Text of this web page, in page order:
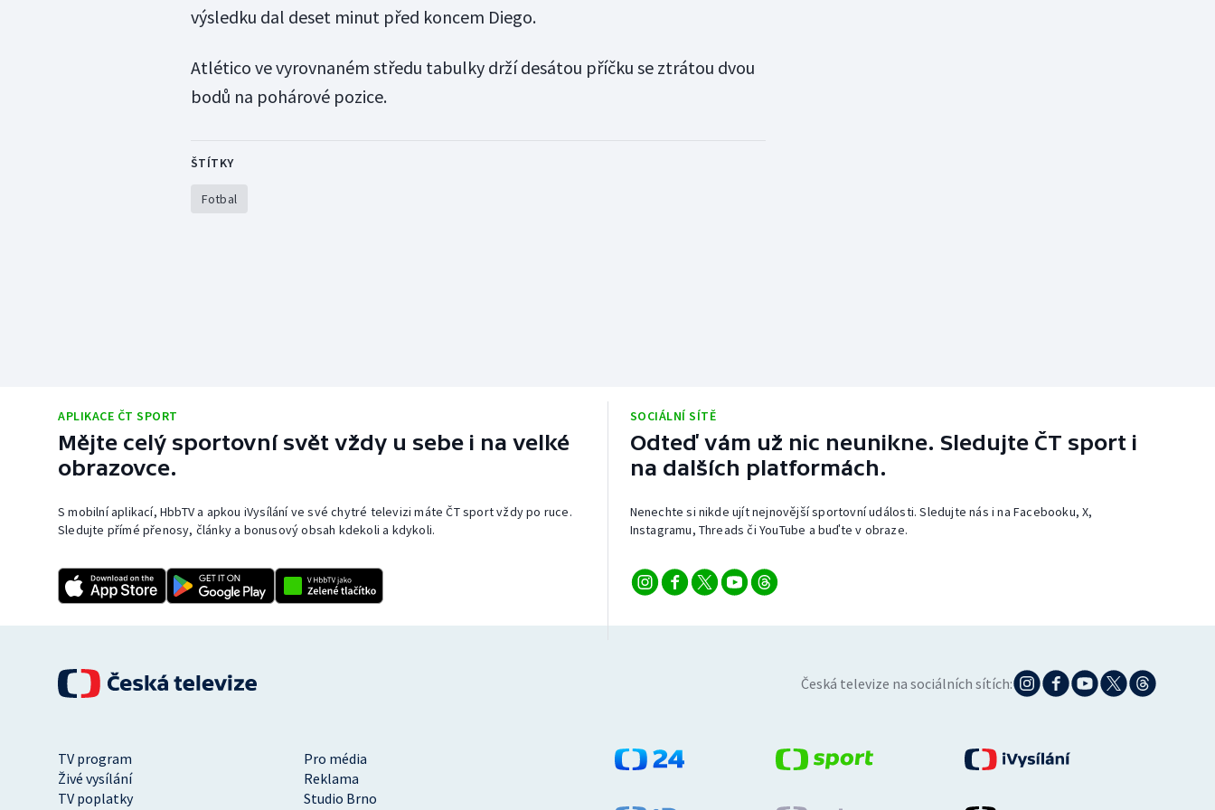
výsledku dal deset minut před koncem Diego.
Atlético ve vyrovnaném středu tabulky drží desátou příčku se ztrátou dvou
bodů na pohárové pozice.
ŠTÍTKY
Fotbal
APLIKACE ČT SPORT
Mějte celý sportovní svět vždy u sebe i na velké
obrazovce.
S mobilní aplikací, HbbTV a apkou iVysílání ve své chytré televizi máte ČT sport vždy po ruce.
Sledujte přímé přenosy, články a bonusový obsah kdekoli a kdykoli.
SOCIÁLNÍ SÍTĚ
Odteď vám už nic neunikne. Sledujte ČT sport i
na dalších platformách.
Nenechte si nikde ujít nejnovější sportovní události. Sledujte nás i na Facebooku, X,
Instagramu, Threads či YouTube a buďte v obraze.
Česká televize na sociálních sítích:
TV program
Pro média
Živé vysílání
Reklama
TV poplatky
Studio Brno